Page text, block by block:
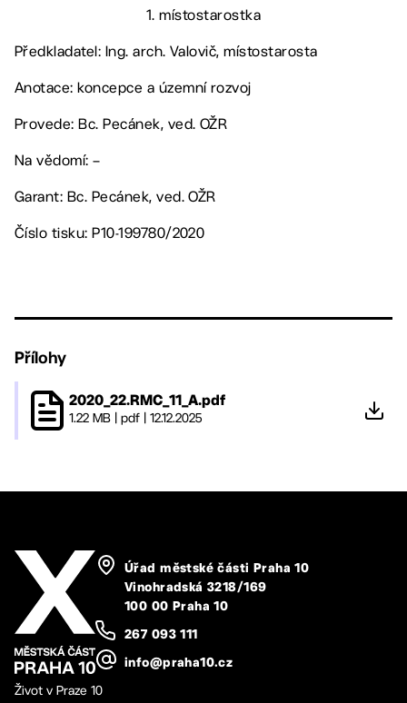
1. místostarostka
Předkladatel: Ing. arch. Valovič, místostarosta
Anotace: koncepce a územní rozvoj
Provede: Bc. Pecánek, ved. OŽR
Na vědomí: –
Garant: Bc. Pecánek, ved. OŽR
Číslo tisku: P10-199780/2020
Přílohy
2020_22.RMC_11_A.pdf
1.22 MB pdf 12.12.2025
Úřad městské části Praha 10
Vinohradská 3218/169
100 00 Praha 10
267 093 111
info@praha10.cz
Život v Praze 10